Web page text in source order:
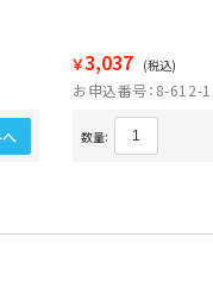
へ
￥3,037 (税込)
お申込番号：8-612-
数量: